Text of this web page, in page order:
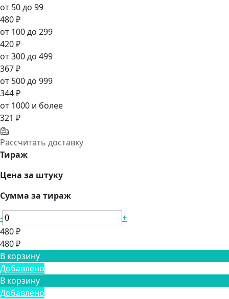
от 50 до 99
480 ₽
от 100 до 299
420 ₽
от 300 до 499
367 ₽
от 500 до 999
344 ₽
от 1000 и более
321 ₽
Рассчитать доставку
Тираж
Цена за штуку
Сумма за тираж
-
+
480 ₽
480 ₽
В корзину
Добавлено
В корзину
Добавлено